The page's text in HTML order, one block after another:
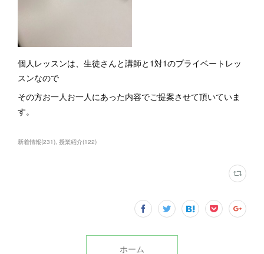
個人レッスンは、生徒さんと講師と1対1のプライベートレッ
スンなので
その方お一人お一人にあった内容でご提案させて頂いていま
す。
新着情報(231) 授業紹介(122)
ホーム